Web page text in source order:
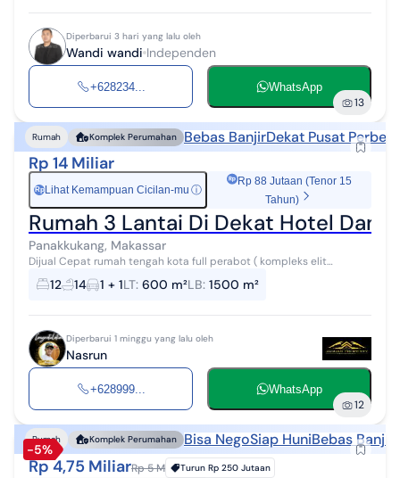
Diperbarui 3 hari yang lalu oleh
Wandi wandi Independen
+628234... WhatsApp
13
Rumah Komplek Perumahan Bebas BanjirDekat Pusat
Rp 14 Miliar
Rp Lihat Kemampuan Cicilan-mu ⓘ
Rp 88 Jutaan (Tenor 15
Tahun)
Rumah 3 Lantai Di Dekat Hotel Dan
Panakkukang, Makassar
Dijual Cepat rumah tengah kota full perabot ( kompleks elit
bergengsi), dekat mall panakkukang. Deskripsi : - Luas tanah 600
M² - Luas bangunan...
12 14 1 + 1LT: 600 m²LB: 1500 m²
Diperbarui 1 minggu yang lalu oleh
Nasrun
+628999... WhatsApp
12
-5%
Rumah Komplek Perumahan Bisa NegoSiap HuniBebas Banjir
Rp 4,75 MiliarRp 5 M Turun Rp 250 Jutaan